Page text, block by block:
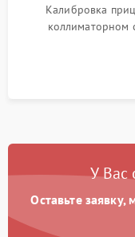
Калибровка
коллиматорном
механизма
ударном стенде
У Вас
Оставьте